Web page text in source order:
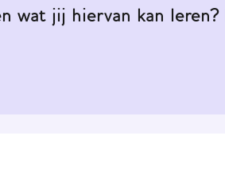
wat jij hiervan kan leren?